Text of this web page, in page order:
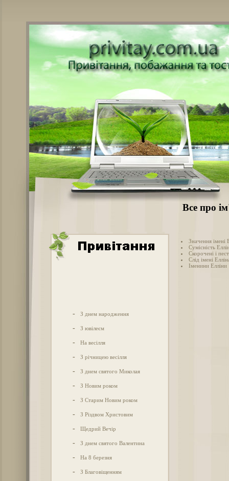
Все про
- З днем народження
- З ювілеєм
- На весілля
- З річницею весілля
- З днем святого Миколая
- З Новим роком
- З Старим Новим роком
- З Різдвом Христовим
- Щедрий Вечір
- З днем святого Валентина
- На 8 березня
- З Благовіщенням
Значення імені
Сумісність
Скорочені і
Слід імені
Іменини Елліни